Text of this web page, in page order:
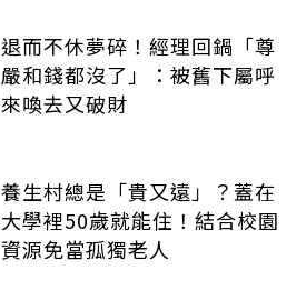
退而不休夢碎！經理回鍋「尊
嚴和錢都沒了」：被舊下屬呼
來喚去又破財
養生村總是「貴又遠」？蓋在
大學裡50歲就能住！結合校園
資源免當孤獨老人